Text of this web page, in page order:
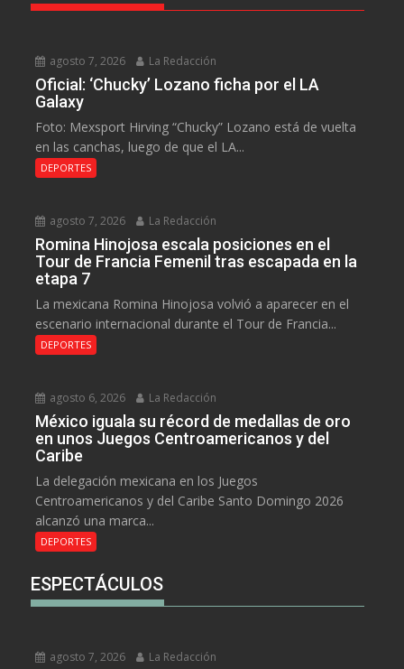
agosto 7, 2026 La Redacción
Oficial: ‘Chucky’ Lozano ficha por el LA
Galaxy
Foto: Mexsport Hirving “Chucky” Lozano está de vuelta
en las canchas, luego de que el LA...
DEPORTES
agosto 7, 2026 La Redacción
Romina Hinojosa escala posiciones en el
Tour de Francia Femenil tras escapada en la
etapa 7
La mexicana Romina Hinojosa volvió a aparecer en el
escenario internacional durante el Tour de Francia...
DEPORTES
agosto 6, 2026 La Redacción
México iguala su récord de medallas de oro
en unos Juegos Centroamericanos y del
Caribe
La delegación mexicana en los Juegos
Centroamericanos y del Caribe Santo Domingo 2026
alcanzó una marca...
DEPORTES
ESPECTÁCULOS
agosto 7, 2026 La Redacción